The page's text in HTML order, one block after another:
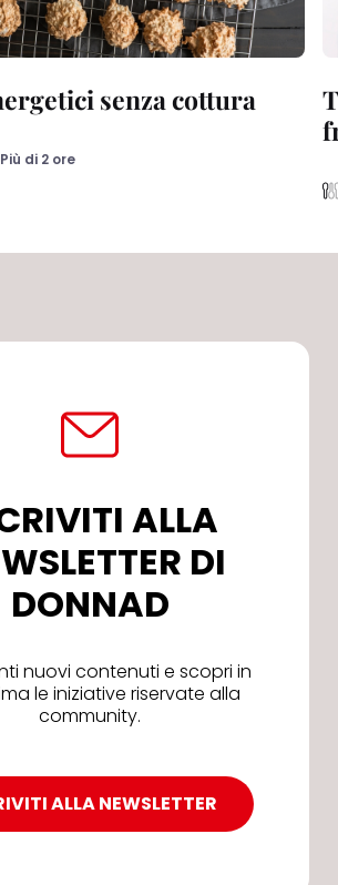
senza cottura
Più di 2 ore
ALLA
DI
DONNAD
nuovi contenuti e scopri in
le iniziative riservate alla
community.
ALLA NEWSLETTER